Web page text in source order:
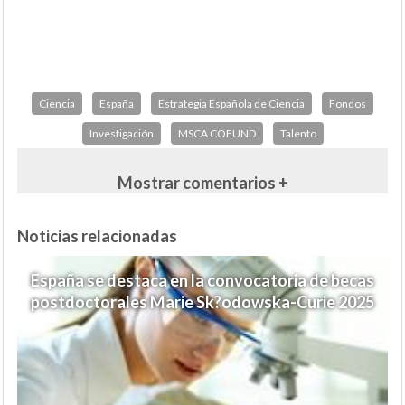
Ciencia España Estrategia Española de Ciencia Fondos
Investigación MSCA COFUND Talento
Mostrar comentarios +
Noticias relacionadas
España se destaca en la convocatoria de becas
postdoctorales Marie Sk?odowska-Curie 2025